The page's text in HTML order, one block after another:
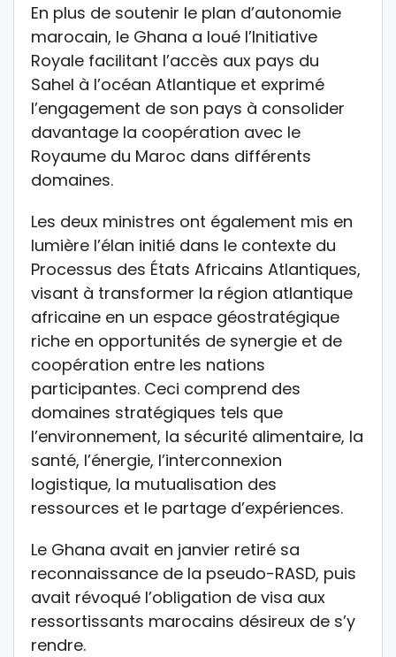
En plus de soutenir le plan d’autonomie
marocain, le Ghana a loué l’Initiative
Royale facilitant l’accès aux pays du
Sahel à l’océan Atlantique et exprimé
l’engagement de son pays à consolider
davantage la coopération avec le
Royaume du Maroc dans différents
domaines.
Les deux ministres ont également mis en
lumière l’élan initié dans le contexte du
Processus des États Africains Atlantiques,
visant à transformer la région atlantique
africaine en un espace géostratégique
riche en opportunités de synergie et de
coopération entre les nations
participantes. Ceci comprend des
domaines stratégiques tels que
l’environnement, la sécurité alimentaire, la
santé, l’énergie, l’interconnexion
logistique, la mutualisation des
ressources et le partage d’expériences.
Le Ghana avait en janvier retiré sa
reconnaissance de la pseudo-RASD, puis
avait révoqué l’obligation de visa aux
ressortissants marocains désireux de s’y
rendre.